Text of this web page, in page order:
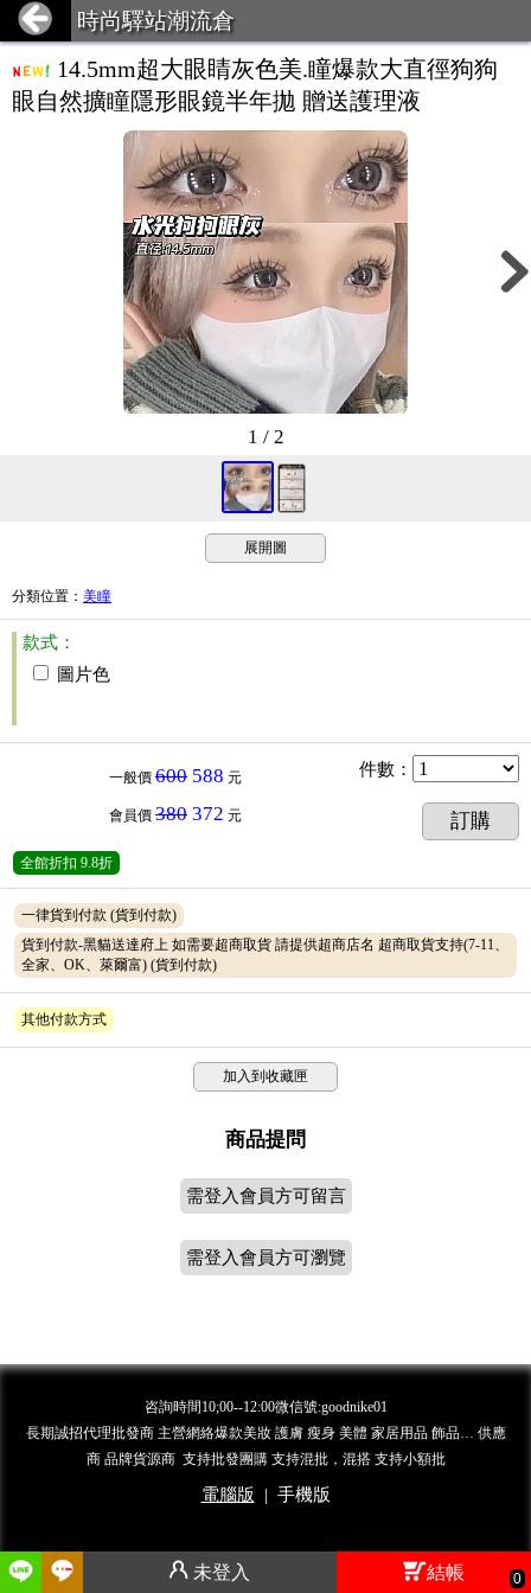
時尚驛站潮流倉
14.5mm超大眼睛灰色美.瞳爆款大直徑狗狗
眼自然擴瞳隱形眼鏡半年拋 贈送護理液
1 / 2
展開圖
分類位置 ： 美瞳
款式：
圖片色
一般價 600 588 元
會員價 380 372 元
件數 ：
訂購
全館折扣 9.8折
一律貨到付款 (貨到付款)
貨到付款-黑貓送達府上 如需要超商取貨 請提供超商店名 超商取貨支持(7-11、
全家、OK、萊爾富) (貨到付款)
其他付款方式
加入到收藏匣
未登入 結帳 0
商品提問
需登入會員方可留言
需登入會員方可瀏覽
咨詢時間10;00--12:00微信號:goodnike01
長期誠招代理批發商 主營網絡爆款美妝 護膚 瘦身 美體 家居用品 飾品… 供應
商 品牌貨源商 支持批發團購 支持混批，混搭 支持小額批
電腦版 | 手機版